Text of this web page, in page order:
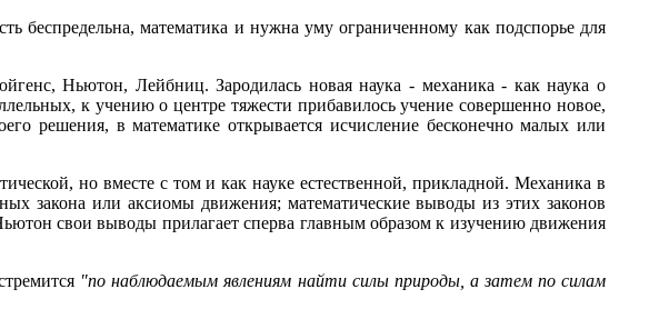
беспредельна, математика и нужна уму ограниченному как подспорье для
Ньютон, Лейбниц. Зародилась новая наука - механика - как наука о
к учению о центре тяжести прибавилось учение совершенно новое,
решения, в математике открывается исчисление бесконечно малых или
но вместе с том и как науке естественной, прикладной. Механика в
закона или аксиомы движения; математические выводы из этих законов
свои выводы прилагает сперва главным образом к изучению движения
"по наблюдаемым явлениям найти силы природы, а затем по силам